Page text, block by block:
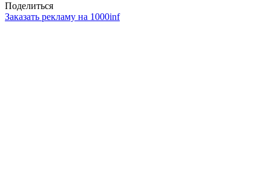
Поделиться
Заказать рекламу на 1000inf